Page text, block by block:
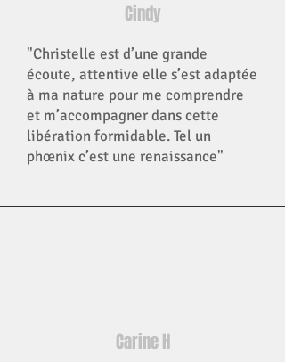
Cindy
"Christelle est d’une grande
écoute, attentive elle s’est adaptée
à ma nature pour me comprendre
et m’accompagner dans cette
libération formidable. Tel un
phœnix c’est une renaissance"
Carine H